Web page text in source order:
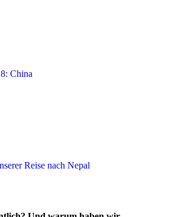
Reise nach Nepal